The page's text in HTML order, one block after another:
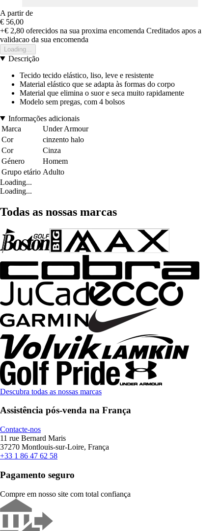
A partir de
€ 56,00
+€ 2,80 oferecidos na sua proxima encomenda Creditados apos a
validacao da sua encomenda
Loading...
Descrição
Tecido tecido elástico, liso, leve e resistente
Material elástico que se adapta às formas do corpo
Material que elimina o suor e seca muito rapidamente
Modelo sem pregas, com 4 bolsos
Informações adicionais
Marca
Under Armour
Cor
cinzento halo
Cor
Cinza
Género
Homem
Grupo etário Adulto
Loading...
Loading...
Todas as nossas marcas
Descubra todas as nossas marcas
Assistência pós-venda na França
Contacte-nos
11 rue Bernard Maris
37270 Montlouis-sur-Loire, França
+33 1 86 47 62 58
Pagamento seguro
Compre em nosso site com total confiança